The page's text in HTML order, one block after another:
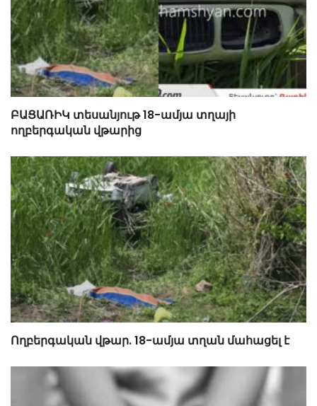
ԲԱՑԱՌԻԿ տեսանյութ 18-ամյա տղայի
ողբերգական վթարից
Ողբերգական վթար. 18-ամյա տղան մահացել է